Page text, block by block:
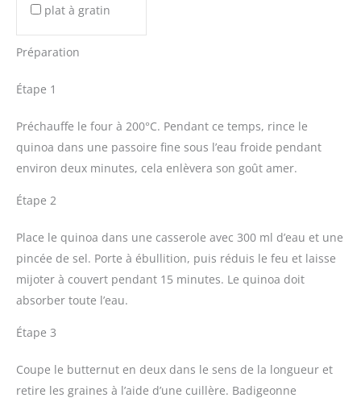
plat à gratin
Préparation
Étape 1
Préchauffe le four à 200°C. Pendant ce temps, rince le
quinoa dans une passoire fine sous l’eau froide pendant
environ deux minutes, cela enlèvera son goût amer.
Étape 2
Place le quinoa dans une casserole avec 300 ml d’eau et une
pincée de sel. Porte à ébullition, puis réduis le feu et laisse
mijoter à couvert pendant 15 minutes. Le quinoa doit
absorber toute l’eau.
Étape 3
Coupe le butternut en deux dans le sens de la longueur et
retire les graines à l’aide d’une cuillère. Badigeonne